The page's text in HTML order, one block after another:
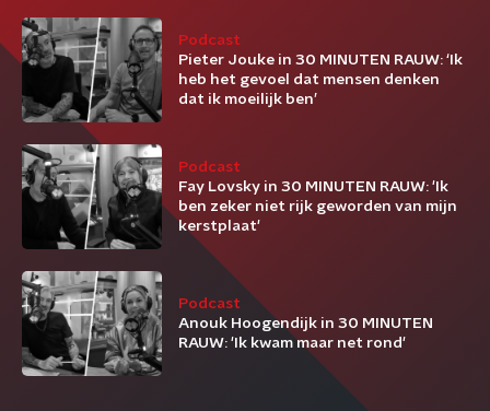
Podcast
Pieter Jouke in 30 MINUTEN RAUW: ‘Ik
heb het gevoel dat mensen denken
dat ik moeilijk ben’
Podcast
Fay Lovsky in 30 MINUTEN RAUW: 'Ik
ben zeker niet rijk geworden van mijn
kerstplaat'
Podcast
Anouk Hoogendijk in 30 MINUTEN
RAUW: 'Ik kwam maar net rond'